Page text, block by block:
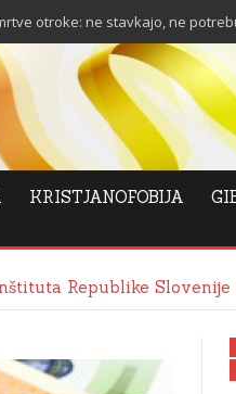
ne stavkajo, ne potrebujejo
KRISTJANOFOBIJA
Republike